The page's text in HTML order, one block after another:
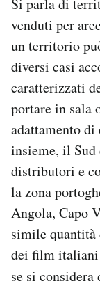
venduti per
un territorio
diversi casi
caratterizzati
portare in sala
adattamento
insieme, il Sud
distributori e
la zona
Angola, Capo
simile quantità
dei film italiani
se si considera